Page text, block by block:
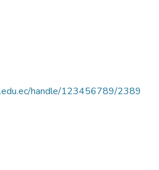
handle/123456789/2389